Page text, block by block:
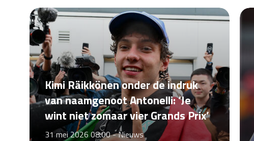
Kimi Räikkönen onder de indruk
van naamgenoot Antonelli: ‘Je
wint niet zomaar vier Grands Prix’
31 mei 2026 08:00 -Nieuws